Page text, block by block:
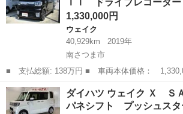
ビューモニ...
1,330,000円
ウェイク
40,929km
2019年
南さつま市
■ 支払総額: 138万円 ■ 車両本体価格： 1,330,000 円 ■ メーカー
名： ダイハツ ■ 車種名： ウェイク ■ グレ
リミテッドＳＡＩＩＩ ドライブレコーダー Ｅ
ラ 両側電動...
鹿児島 南さつま市 ウェイク
ダイハツ ウェイク Ｘ
パネシフト プッシュス